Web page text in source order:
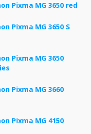
Pixma MG 3650 red
Pixma MG 3650 S
Pixma MG 3650
Pixma MG 3660
Pixma MG 4150